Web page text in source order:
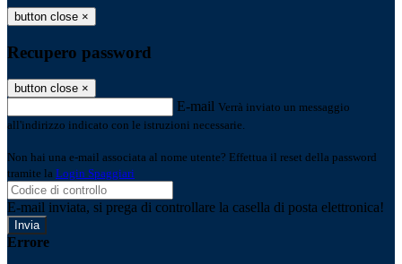
button close ×
Recupero password
button close ×
E-mail Verrà inviato un messaggio
all'indirizzo indicato con le istruzioni necessarie.
Non hai una e-mail associata al nome utente? Effettua il reset della password
tramite la Login Spaggiari
E-mail inviata, si prega di controllare la casella di posta elettronica!
Errore